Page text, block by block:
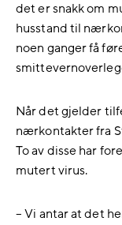
det er snakk om
husstand til
noen ganger få
Når det gjelder
nærkontakter fra
To av disse har
mutert virus.
– Vi antar at det